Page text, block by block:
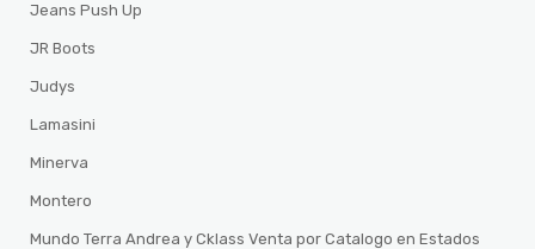
Jeans Push Up
JR Boots
Judys
Lamasini
Minerva
Montero
Mundo Terra Andrea y Cklass Venta por Catalogo en Estados